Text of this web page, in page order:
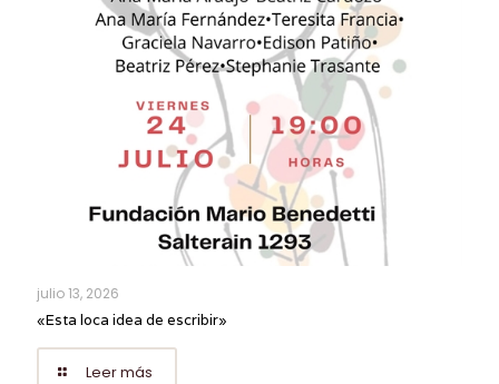
julio 13, 2026
«Esta loca idea de escribir»
Leer más